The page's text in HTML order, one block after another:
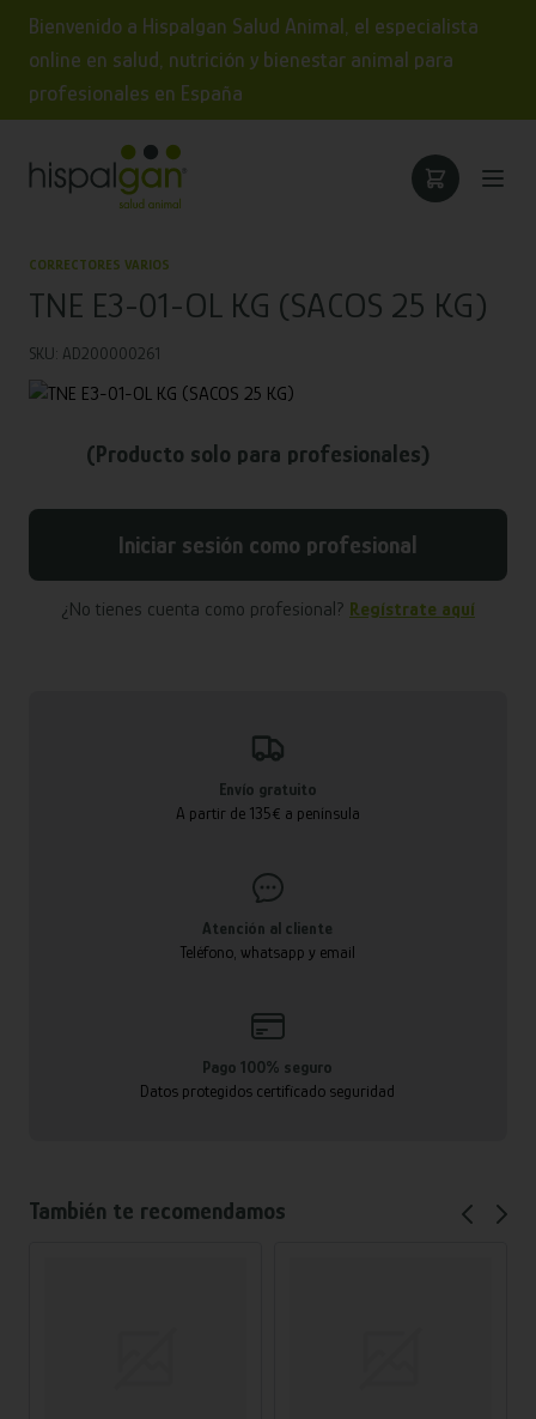
Bienvenido a Hispalgan Salud Animal, el especialista
online en salud, nutrición y bienestar animal para
profesionales en España
CORRECTORES VARIOS
TNE E3-01-OL KG (SACOS 25 KG)
SKU: AD200000261
(Producto solo para profesionales)
Iniciar sesión como profesional
¿No tienes cuenta como profesional? Regístrate aquí
Envío gratuito
A partir de 135€ a península
Atención al cliente
Teléfono, whatsapp y email
Pago 100% seguro
Datos protegidos certificado seguridad
También te recomendamos